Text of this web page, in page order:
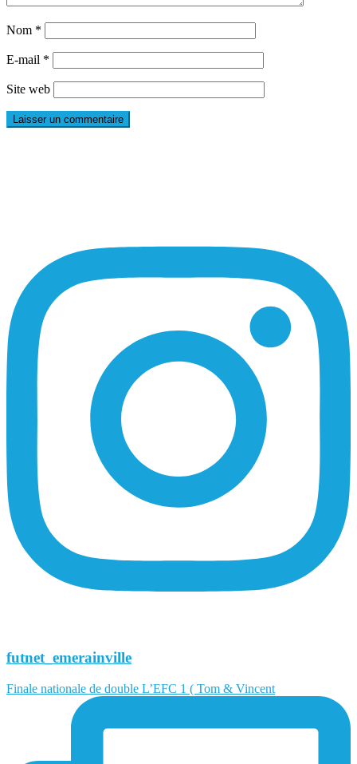
Nom *
E-mail *
Site web
futnet_emerainville
Finale nationale de double L’EFC 1 ( Tom & Vincent